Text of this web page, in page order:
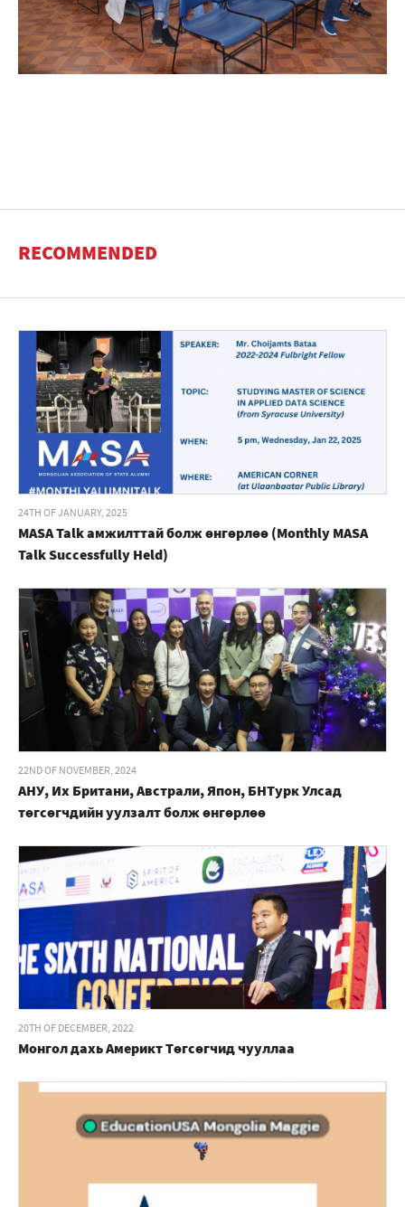
RECOMMENDED
24TH OF JANUARY, 2025
MASA Talk амжилттай болж өнгөрлөө (Monthly MASA
Talk Successfully Held)
22ND OF NOVEMBER, 2024
АНУ, Их Британи, Австрали, Япон, БНТурк Улсад
төгсөгчдийн уулзалт болж өнгөрлөө
20TH OF DECEMBER, 2022
Монгол дахь Америкт Төгсөгчид чууллаа